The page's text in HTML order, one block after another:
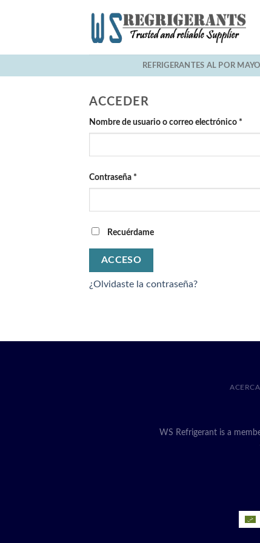
REFRIGERANTES AL POR
ACCEDER
Nombre de usuario o correo electrónico *
Contraseña *
Recuérdame
ACCESO
¿Olvidaste la contraseña?
WS Refrigerant is a